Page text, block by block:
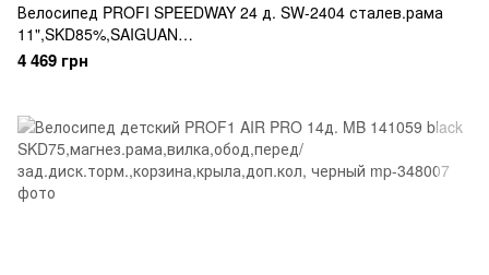
Велосипед PROFI SPEEDWAY 24 д. SW-2404 сталев.рама
11",SKD85%,SAIGUAN
21SP,швидкознім.кол.,промпідш.,чорний
4 469 грн